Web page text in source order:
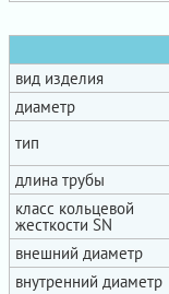
вид изделия
диаметр
тип
длина трубы
класс кольцевой
жесткости SN
внешний диаметр
внутренний диаметр